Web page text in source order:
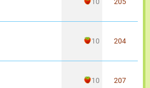
10 205
10 204
10 207